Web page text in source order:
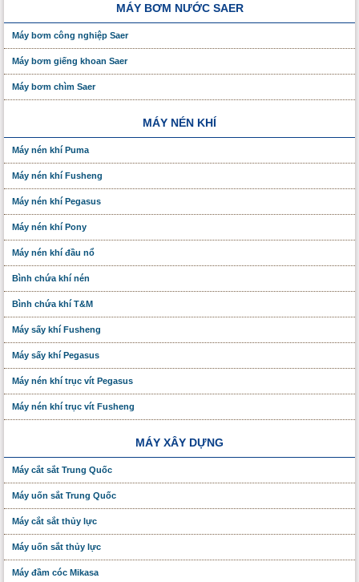
MÁY BƠM NƯỚC SAER
Máy bơm công nghiệp Saer
Máy bơm giếng khoan Saer
Máy bơm chìm Saer
MÁY NÉN KHÍ
Máy nén khí Puma
Máy nén khí Fusheng
Máy nén khí Pegasus
Máy nén khí Pony
Máy nén khí đầu nổ
Bình chứa khí nén
Bình chứa khí T&M
Máy sấy khí Fusheng
Máy sấy khí Pegasus
Máy nén khí trục vít Pegasus
Máy nén khí trục vít Fusheng
MÁY XÂY DỰNG
Máy cắt sắt Trung Quốc
Máy uốn sắt Trung Quốc
Máy cắt sắt thủy lực
Máy uốn sắt thủy lực
Máy đầm cóc Mikasa